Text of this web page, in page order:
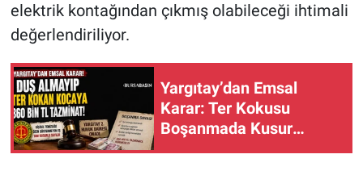
elektrik kontağından çıkmış olabileceği ihtimali
değerlendiriliyor.
Yargıtay’dan Emsal
Karar: Ter Kokusu
Boşanmada Kusur